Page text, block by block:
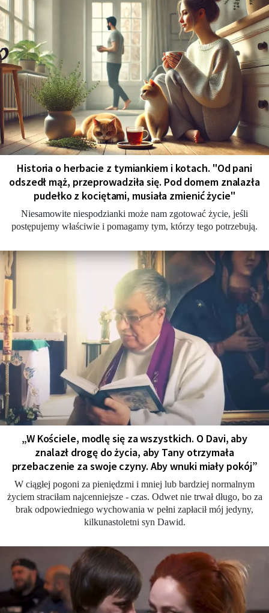
Historia o herbacie z tymiankiem i kotach. "Od pani
odszedł mąż, przeprowadziła się. Pod domem znalazła
pudełko z kociętami, musiała zmienić życie"
Niesamowite niespodzianki może nam zgotować życie, jeśli
postępujemy właściwie i pomagamy tym, którzy tego potrzebują.
„W Kościele, modlę się za wszystkich. O Davi, aby
znalazł drogę do życia, aby Tany otrzymała
przebaczenie za swoje czyny. Aby wnuki miały pokój”
W ciągłej pogoni za pieniędzmi i mniej lub bardziej normalnym
życiem straciłam najcenniejsze - czas. Odwet nie trwał długo, bo za
brak odpowiedniego wychowania w pełni zapłacił mój jedyny,
kilkunastoletni syn Dawid.